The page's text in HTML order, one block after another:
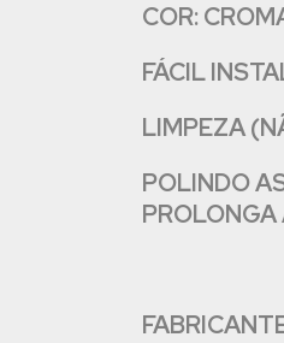
COR:
FÁCIL
LIMPEZA
POLINDO
PROLONGA